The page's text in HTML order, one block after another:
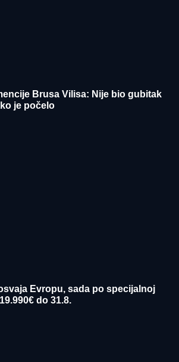
Brusa Vilisa: Nije bio gubitak
je počelo
Evropu, sada po specijalnoj
do 31.8.